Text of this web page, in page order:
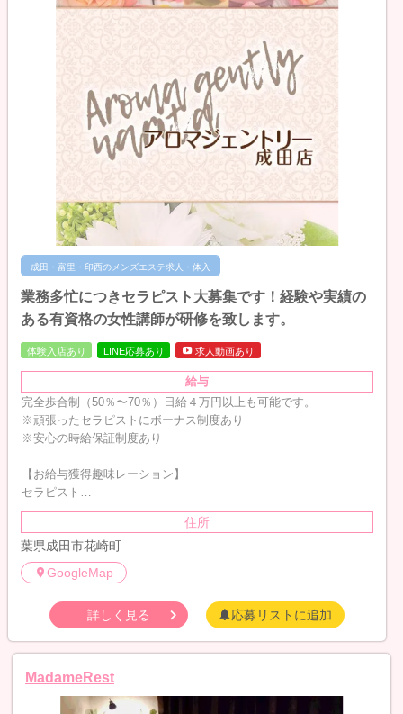
成田・富里・印西のメンズエステ求人・体入
業務多忙につきセラピスト大募集です！経験や実績の
ある有資格の女性講師が研修を致します。
体験入店あり LINE応募あり 求人動画あり
給与
完全歩合制（50％〜70％）日給４万円以上も可能です。
※頑張ったセラピストにボーナス制度あり
※安心の時給保証制度あり
【お給与獲得趣味レーション】
セラピスト…
住所
葉県成田市花崎町
GoogleMap
詳しく見る 応募リストに追加
MadameRest